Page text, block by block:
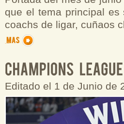
que el tema principal es
coachs de ligar, cuñaos
Editado el 1 de Junio de